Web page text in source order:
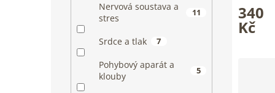
Nervová soustava a
stres
11
Srdce a tlak 7
Pohybový aparát a
klouby
5
hodnocení
produktu
je
340
Kč